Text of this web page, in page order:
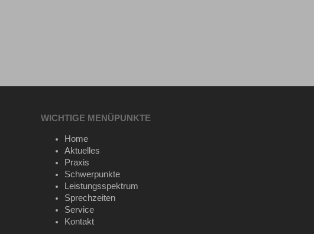
WICHTIGE MENÜPUNKTE
Home
Aktuelles
Praxis
Schwerpunkte
Leistungsspektrum
Sprechzeiten
Service
Kontakt